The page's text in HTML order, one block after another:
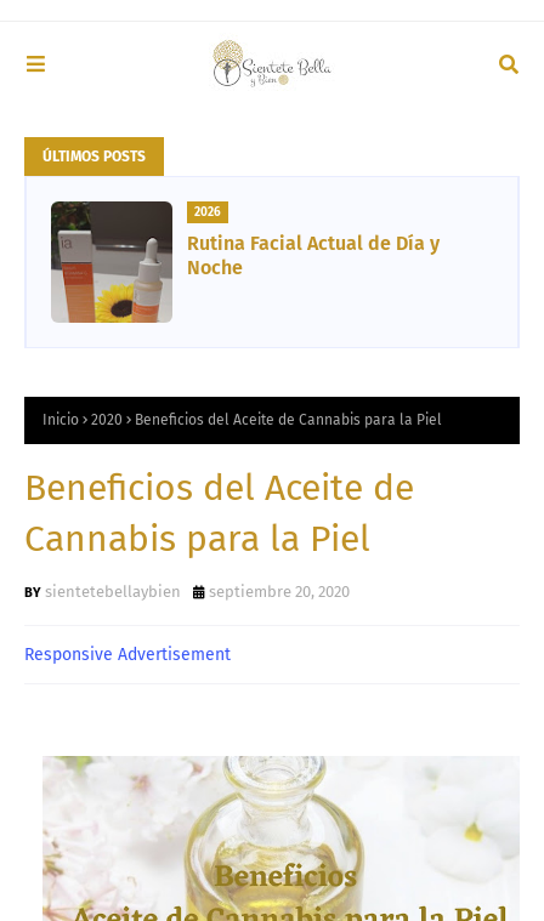
ÚLTIMOS POSTS
2026
Rutina Facial Actual de Día y
Noche
Inicio 2020 Beneficios del Aceite de Cannabis para la Piel
Beneficios del Aceite de
Cannabis para la Piel
sientetebellaybien septiembre 20, 2020
Responsive Advertisement